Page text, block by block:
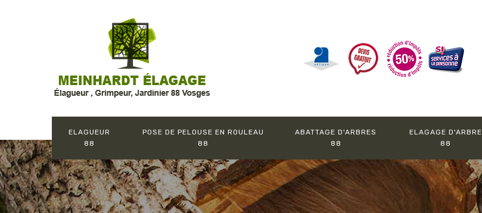
ELAGUEUR
88
POSE DE PELOUSE EN ROULEAU
88
ABATTAGE D'ARBRES
88
ELAGAGE D'ARBRE
88